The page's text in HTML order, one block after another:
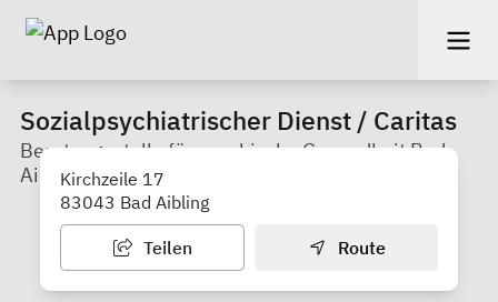
Sozialpsychiatrischer Dienst / Caritas
Beratungsstelle für psychische Gesundheit Bad
AiblingKirchzeile 17
83043 Bad Aibling
Teilen Route